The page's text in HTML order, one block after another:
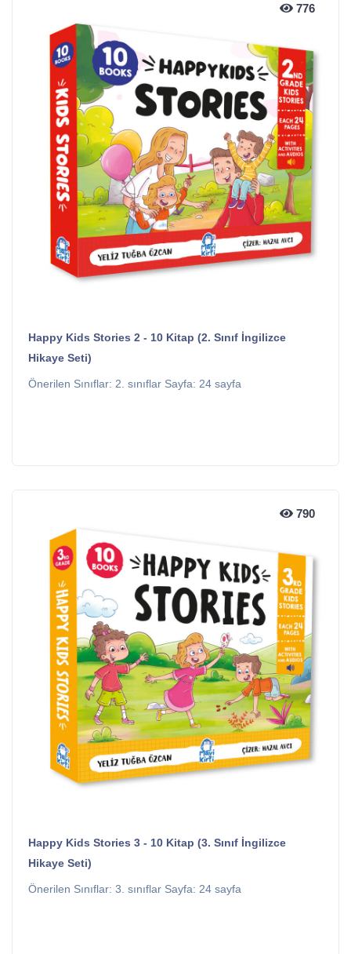
776
776
Happy Kids Stories 2 - 10 Kitap (2. Sınıf İngilizce
Hikaye Seti)
Önerilen Sınıflar: 2. sınıflar Sayfa: 24 sayfa
790
790
Happy Kids Stories 3 - 10 Kitap (3. Sınıf İngilizce
Hikaye Seti)
Önerilen Sınıflar: 3. sınıflar Sayfa: 24 sayfa